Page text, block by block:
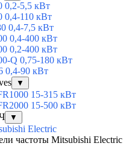
0,2-5,5 кВт
0,4-110 кВт
0,4-7,5 кВт
0,4-400 кВт
0,2-400 кВт
Q 0,75-180 кВт
0,4-90 кВт
▼
15-315 кВт
15-500 кВт
▼
Electric
частоты Mitsubishi Electric